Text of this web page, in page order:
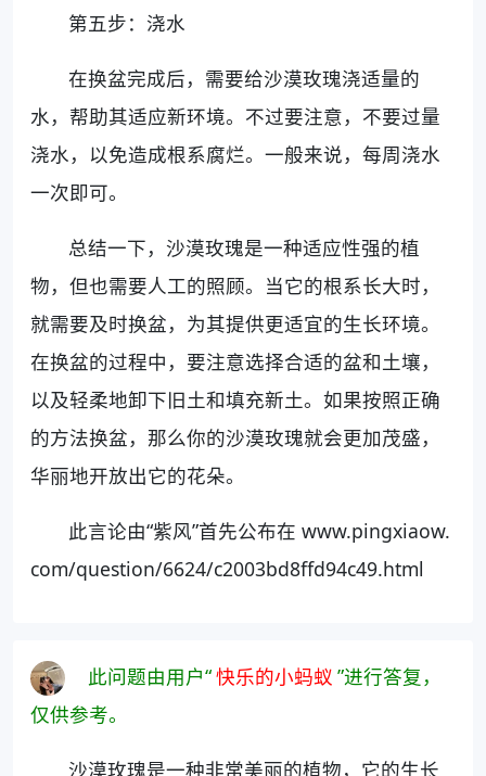
第五步：浇水
在换盆完成后，需要给沙漠玫瑰浇适量的
水，帮助其适应新环境。不过要注意，不要过量
浇水，以免造成根系腐烂。一般来说，每周浇水
一次即可。
总结一下，沙漠玫瑰是一种适应性强的植
物，但也需要人工的照顾。当它的根系长大时，
就需要及时换盆，为其提供更适宜的生长环境。
在换盆的过程中，要注意选择合适的盆和土壤，
以及轻柔地卸下旧土和填充新土。如果按照正确
的方法换盆，那么你的沙漠玫瑰就会更加茂盛，
华丽地开放出它的花朵。
此言论由“紫风”首先公布在 www.pingxiaow.
com/question/6624/c2003bd8ffd94c49.html
此问题由用户“快乐的小蚂蚁 ”进行答复，
仅供参考。
沙漠玫瑰是一种非常美丽的植物，它的生长